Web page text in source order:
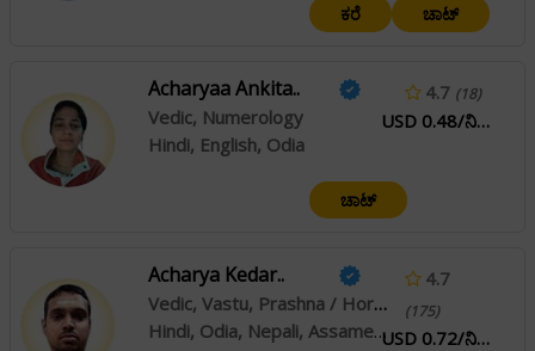
ಕರೆ ಚಾಟ್
Acharyaa Ankita..
Vedic, Numerology
Hindi, English, Odia
4.7 (18)
USD 0.48/ನಿಮಿಷ
ಚಾಟ್
Acharya Kedar..
Vedic, Vastu, Prashna / Horary, Muhurta
Hindi, Odia, Nepali, Assamese
4.7
(175)
USD 0.72/ನಿಮಿಷ